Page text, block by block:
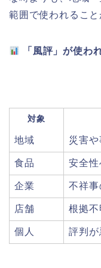
範囲で使われること
「風評」が使わ
対象
地域 災害
食品 安全
企業 不祥事
店舗 根拠
個人 評判が